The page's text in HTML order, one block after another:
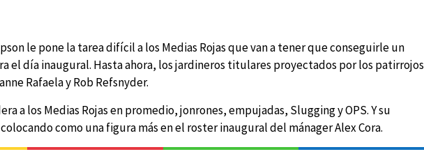
le pone la tarea difícil a los Medias Rojas que van a tener que conseguirle un
el día inaugural. Hasta ahora, los jardineros titulares proyectados por los patirrojos
Rafaela y Rob Refsnyder.
a los Medias Rojas en promedio, jonrones, empujadas, Slugging y OPS. Y su
como una figura más en el roster inaugural del mánager Alex Cora.